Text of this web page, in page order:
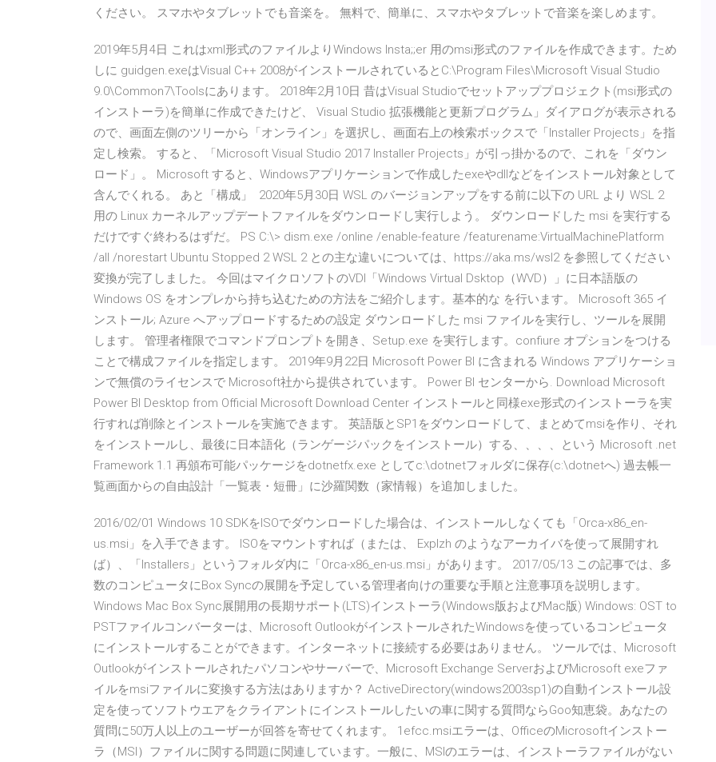
ください。 スマホやタブレットでも音楽を。 無料で、簡単に、スマホやタブレットで音楽を楽しめます。
2019年5月4日 これはxml形式のファイルよりWindows Insta;;er 用のmsi形式のファイルを作成できます。ため
しに guidgen.exeはVisual C++ 2008がインストールされているとC:\Program Files\Microsoft Visual Studio
9.0\Common7\Toolsにあります。 2018年2月10日 昔はVisual Studioでセットアッププロジェクト(msi形式の
インストーラ)を簡単に作成できたけど、 Visual Studio 拡張機能と更新プログラム」ダイアログが表示される
ので、画面左側のツリーから「オンライン」を選択し、画面右上の検索ボックスで「Installer Projects」を指
定し検索。 すると、「Microsoft Visual Studio 2017 Installer Projects」が引っ掛かるので、これを「ダウン
ロード」。 Microsoft すると、Windowsアプリケーションで作成したexeやdllなどをインストール対象として
含んでくれる。 あと「構成」 2020年5月30日 WSL のバージョンアップをする前に以下の URL より WSL 2
用の Linux カーネルアップデートファイルをダウンロードし実行しよう。 ダウンロードした msi を実行する
だけですぐ終わるはずだ。 PS C:\> dism.exe /online /enable-feature /featurename:VirtualMachinePlatform
/all /norestart Ubuntu Stopped 2 WSL 2 との主な違いについては、https://aka.ms/wsl2 を参照してください
変換が完了しました。 今回はマイクロソフトのVDI「Windows Virtual Dsktop（WVD）」に日本語版の
Windows OS をオンプレから持ち込むための方法をご紹介します。基本的な を行います。 Microsoft 365 イ
ンストール; Azure へアップロードするための設定 ダウンロードした msi ファイルを実行し、ツールを展開
します。 管理者権限でコマンドプロンプトを開き、Setup.exe を実行します。confiure オプションをつける
ことで構成ファイルを指定します。 2019年9月22日 Microsoft Power BI に含まれる Windows アプリケーショ
ンで無償のライセンスで Microsoft社から提供されています。 Power BI センターから. Download Microsoft
Power BI Desktop from Official Microsoft Download Center インストールと同様exe形式のインストーラを実
行すれば削除とインストールを実施できます。 英語版とSP1をダウンロードして、まとめてmsiを作り、それ
をインストールし、最後に日本語化（ランゲージパックをインストール）する、、、、という Microsoft .net
Framework 1.1 再頒布可能パッケージをdotnetfx.exe としてc:\dotnetフォルダに保存(c:\dotnetへ) 過去帳一
覧画面からの自由設計「一覧表・短冊」に沙羅関数（家情報）を追加しました。
2016/02/01 Windows 10 SDKをISOでダウンロードした場合は、インストールしなくても「Orca-x86_en-
us.msi」を入手できます。 ISOをマウントすれば（または、 Explzh のようなアーカイバを使って展開すれ
ば）、「Installers」というフォルダ内に「Orca-x86_en-us.msi」があります。 2017/05/13 この記事では、多
数のコンピュータにBox Syncの展開を予定している管理者向けの重要な手順と注意事項を説明します。
Windows Mac Box Sync展開用の長期サポート(LTS)インストーラ(Windows版およびMac版) Windows: OST to
PSTファイルコンバーターは、Microsoft OutlookがインストールされたWindowsを使っているコンピュータ
にインストールすることができます。インターネットに接続する必要はありません。 ツールでは、Microsoft
Outlookがインストールされたパソコンやサーバーで、Microsoft Exchange ServerおよびMicrosoft exeファ
イルをmsiファイルに変換する方法はありますか？ ActiveDirectory(windows2003sp1)の自動インストール設
定を使ってソフトウエアをクライアントにインストールしたいの車に関する質問ならGoo知恵袋。あなたの
質問に50万人以上のユーザーが回答を寄せてくれます。 1efcc.msiエラーは、OfficeのMicrosoftインストー
ラ（MSI）ファイルに関する問題に関連しています。一般に、MSIのエラーは、インストーラファイルがない